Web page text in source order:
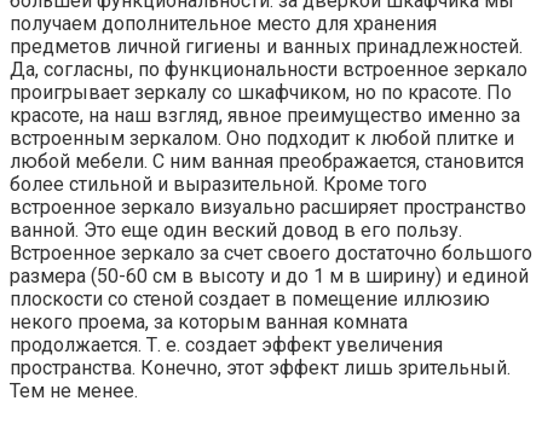
получаем дополнительное место для хранения
предметов личной гигиены и ванных принадлежностей.
Да, согласны, по функциональности встроенное зеркало
проигрывает зеркалу со шкафчиком, но по красоте. По
красоте, на наш взгляд, явное преимущество именно за
встроенным зеркалом. Оно подходит к любой плитке и
любой мебели. С ним ванная преображается, становится
более стильной и выразительной. Кроме того
встроенное зеркало визуально расширяет пространство
ванной. Это еще один веский довод в его пользу.
Встроенное зеркало за счет своего достаточно большого
размера (50-60 см в высоту и до 1 м в ширину) и единой
плоскости со стеной создает в помещение иллюзию
некого проема, за которым ванная комната
продолжается. Т. е. создает эффект увеличения
пространства. Конечно, этот эффект лишь зрительный.
Тем не менее.